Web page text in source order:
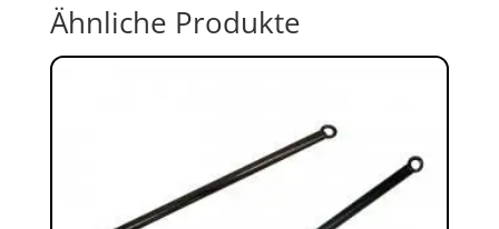
Ähnliche Produkte